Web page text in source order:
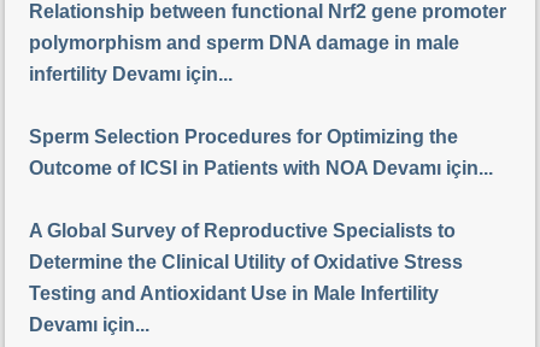
Relationship between functional Nrf2 gene promoter
polymorphism and sperm DNA damage in male
infertility Devamı için...
Sperm Selection Procedures for Optimizing the
Outcome of ICSI in Patients with NOA Devamı için...
A Global Survey of Reproductive Specialists to
Determine the Clinical Utility of Oxidative Stress
Testing and Antioxidant Use in Male Infertility
Devamı için...